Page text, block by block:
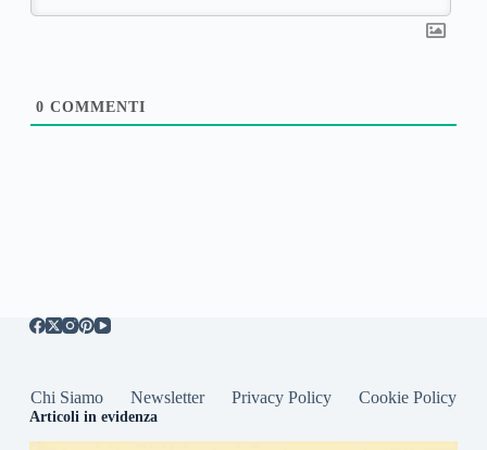
0 COMMENTI
Chi Siamo Newsletter Privacy Policy Cookie Policy
Articoli in evidenza